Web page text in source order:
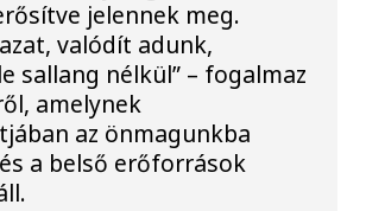
jelennek meg.
valódít adunk,
sallang nélkül” – fogalmaz
amelynek
az önmagunkba
a belső erőforrások